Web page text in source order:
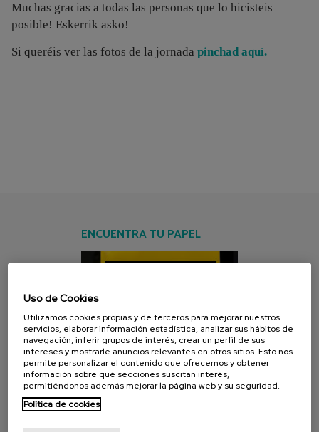
Muchas gracias a todas las personas que lo hicisteis
posible! Eskerrik asko!
Si queréis ver las fotos de la jornada pinchad aquí.
ENCUENTRA TU PAPEL
CAMPAÑA ACTUAL
Uso de Cookies
Utilizamos cookies propias y de terceros para mejorar nuestros
servicios, elaborar información estadística, analizar sus hábitos de
navegación, inferir grupos de interés, crear un perfil de sus
intereses y mostrarle anuncios relevantes en otros sitios. Esto nos
permite personalizar el contenido que ofrecemos y obtener
información sobre qué secciones suscitan interés,
permitiéndonos además mejorar la página web y su seguridad.
Política de cookies